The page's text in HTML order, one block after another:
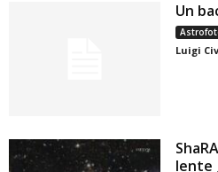
Un
Luigi
lente